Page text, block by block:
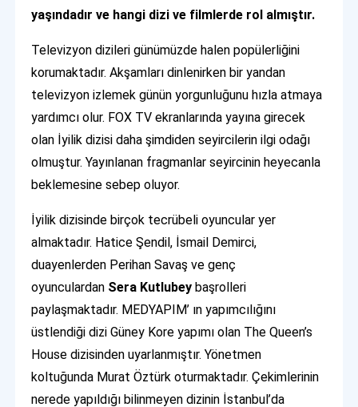
yaşındadır ve hangi dizi ve filmlerde rol almıştır.
Televizyon dizileri günümüzde halen popülerliğini
korumaktadır. Akşamları dinlenirken bir yandan
televizyon izlemek günün yorgunluğunu hızla atmaya
yardımcı olur. FOX TV ekranlarında yayına girecek
olan İyilik dizisi daha şimdiden seyircilerin ilgi odağı
olmuştur. Yayınlanan fragmanlar seyircinin heyecanla
beklemesine sebep oluyor.
İyilik dizisinde birçok tecrübeli oyuncular yer
almaktadır. Hatice Şendil, İsmail Demirci,
duayenlerden Perihan Savaş ve genç
oyunculardan Sera Kutlubey başrolleri
paylaşmaktadır. MEDYAPIM’ ın yapımcılığını
üstlendiği dizi Güney Kore yapımı olan The Queen’s
House dizisinden uyarlanmıştır. Yönetmen
koltuğunda Murat Öztürk oturmaktadır. Çekimlerinin
nerede yapıldığı bilinmeyen dizinin İstanbul’da